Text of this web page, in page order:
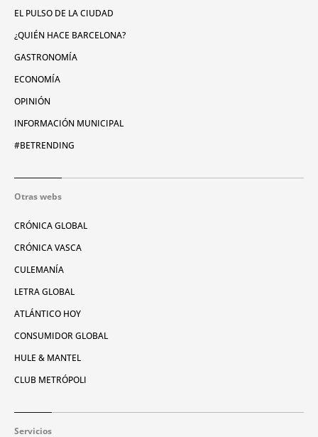
EL PULSO DE LA CIUDAD
¿QUIÉN HACE BARCELONA?
GASTRONOMÍA
ECONOMÍA
OPINIÓN
INFORMACIÓN MUNICIPAL
#BETRENDING
Otras webs
CRÓNICA GLOBAL
CRÓNICA VASCA
CULEMANÍA
LETRA GLOBAL
ATLÁNTICO HOY
CONSUMIDOR GLOBAL
HULE & MANTEL
CLUB METRÓPOLI
Servicios